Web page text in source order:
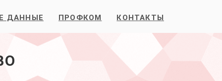
ДАННЫЕ ПРОФКОМ КОНТАКТЫ